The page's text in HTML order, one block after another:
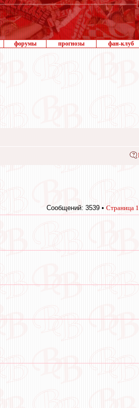
форумы прогнозы фан-клуб
Сообщений: 3539 • Страница 1